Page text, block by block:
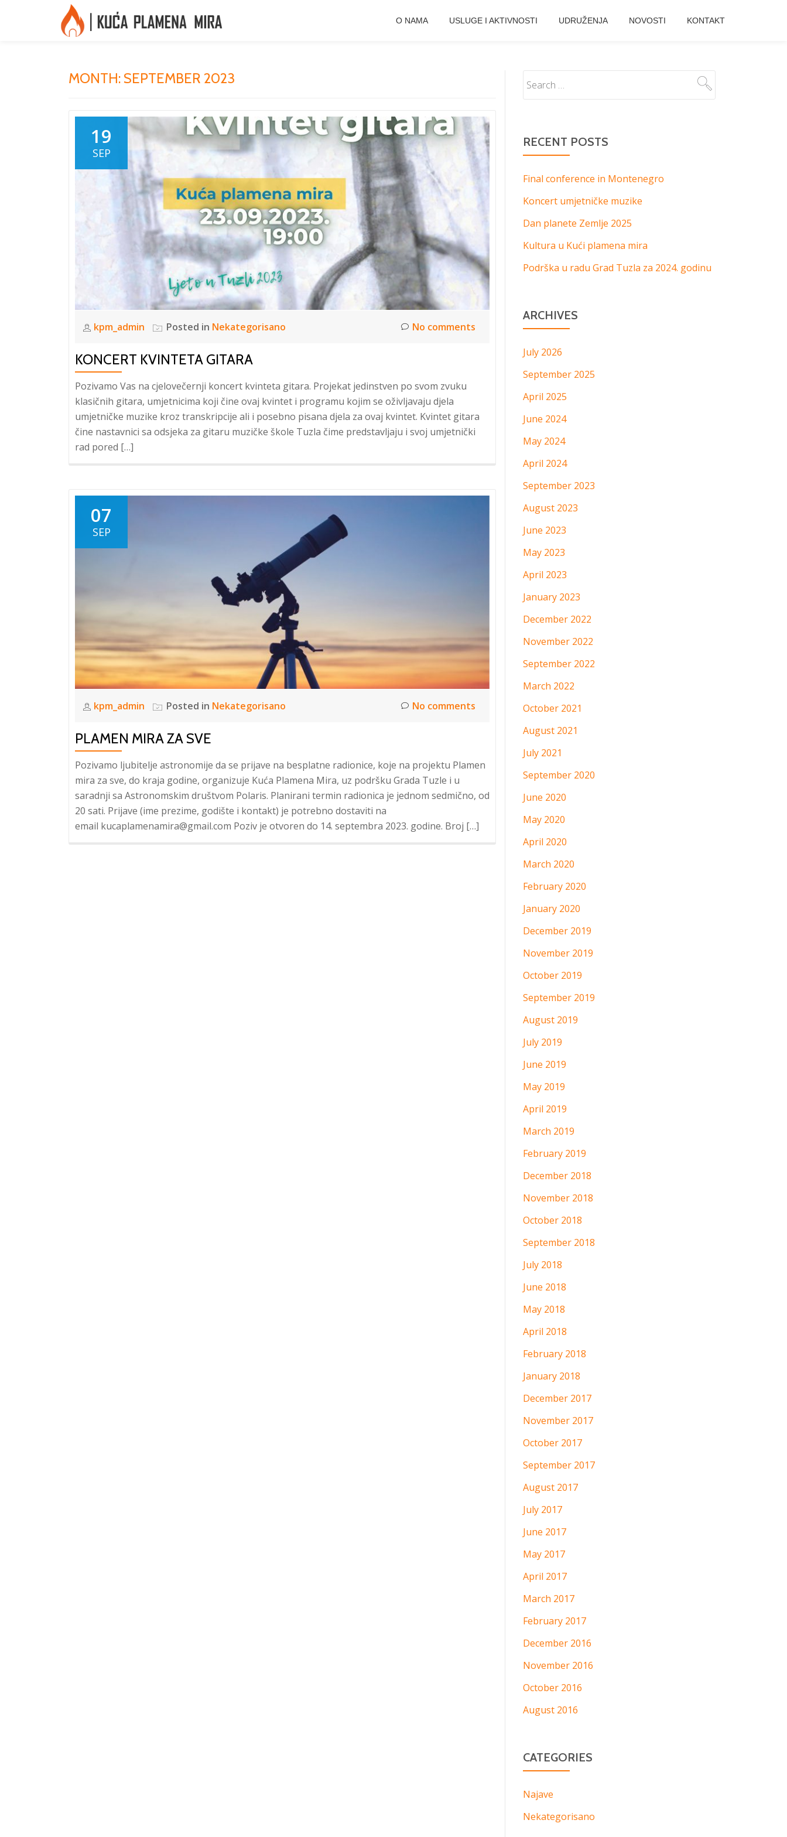
O NAMA USLUGE I AKTIVNOSTI UDRUŽENJA NOVOSTI KONTAKT
MONTH: SEPTEMBER 2023
19
SEP
kpm_admin Posted in Nekategorisano No comments
KONCERT KVINTETA GITARA
Pozivamo Vas na cjelovečernji koncert kvinteta gitara. Projekat jedinstven po svom zvuku
klasičnih gitara, umjetnicima koji čine ovaj kvintet i programu kojim se oživljavaju djela
umjetničke muzike kroz transkripcije ali i posebno pisana djela za ovaj kvintet. Kvintet gitara
čine nastavnici sa odsjeka za gitaru muzičke škole Tuzla čime predstavljaju i svoj umjetnički
rad pored […]
07
SEP
kpm_admin Posted in Nekategorisano No comments
PLAMEN MIRA ZA SVE
Pozivamo ljubitelje astronomije da se prijave na besplatne radionice, koje na projektu Plamen
mira za sve, do kraja godine, organizuje Kuća Plamena Mira, uz podršku Grada Tuzle i u
saradnji sa Astronomskim društvom Polaris. Planirani termin radionica je jednom sedmično, od
20 sati. Prijave (ime prezime, godište i kontakt) je potrebno dostaviti na
email kucaplamenamira@gmail.com Poziv je otvoren do 14. septembra 2023. godine. Broj […]
RECENT POSTS
Final conference in Montenegro
Koncert umjetničke muzike
Dan planete Zemlje 2025
Kultura u Kući plamena mira
Podrška u radu Grad Tuzla za 2024. godinu
ARCHIVES
July 2026
September 2025
April 2025
June 2024
May 2024
April 2024
September 2023
August 2023
June 2023
May 2023
April 2023
January 2023
December 2022
November 2022
September 2022
March 2022
October 2021
August 2021
July 2021
September 2020
June 2020
May 2020
April 2020
March 2020
February 2020
January 2020
December 2019
November 2019
October 2019
September 2019
August 2019
July 2019
June 2019
May 2019
April 2019
March 2019
February 2019
December 2018
November 2018
October 2018
September 2018
July 2018
June 2018
May 2018
April 2018
February 2018
January 2018
December 2017
November 2017
October 2017
September 2017
August 2017
July 2017
June 2017
May 2017
April 2017
March 2017
February 2017
December 2016
November 2016
October 2016
August 2016
CATEGORIES
Najave
Nekategorisano